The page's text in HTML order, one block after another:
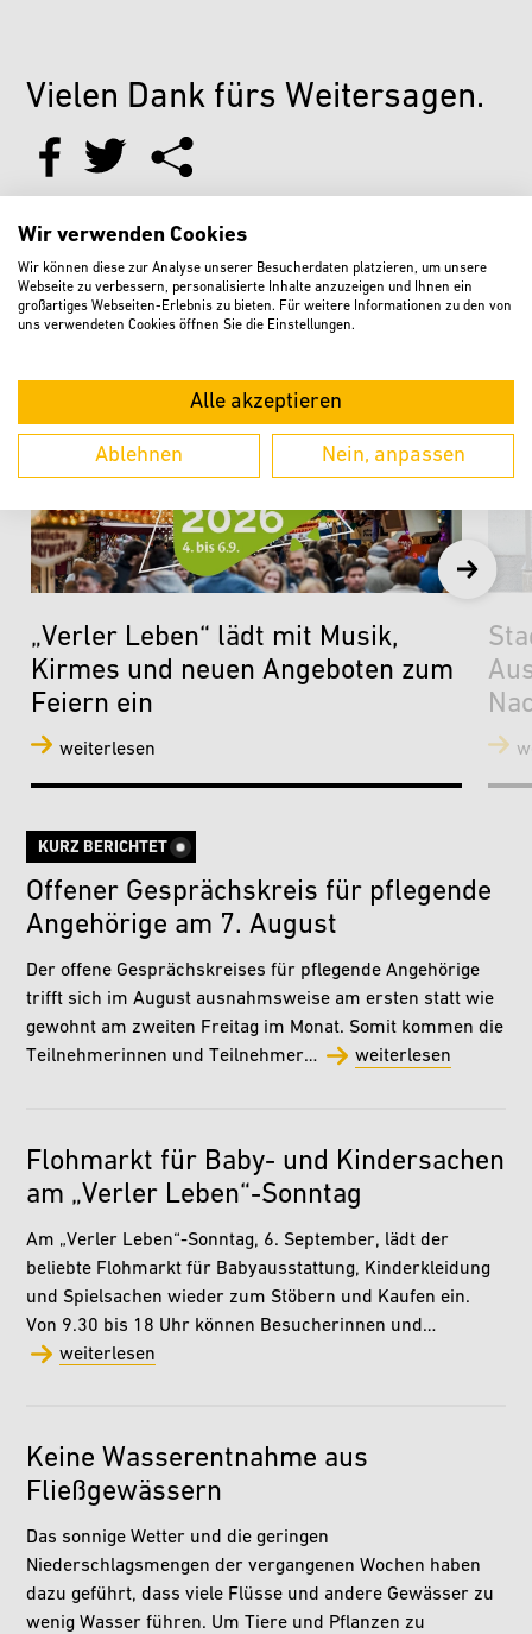
Vielen Dank fürs Weitersagen.
Weitere aktuelle Meldungen
„Verler Leben“ lädt mit Musik,
Kirmes und neuen Angeboten zum
Feiern ein
weiterlesen
KURZ BERICHTET
Offener Gesprächskreis für pflegende
Angehörige am 7. August
Der offene Gesprächskreises für pflegende Angehörige
trifft sich im August ausnahmsweise am ersten statt wie
gewohnt am zweiten Freitag im Monat. Somit kommen die
Teilnehmerinnen und Teilnehmer…
weiterlesen
Flohmarkt für Baby- und Kindersachen
am „Verler Leben“-Sonntag
Am „Verler Leben“-Sonntag, 6. September, lädt der
beliebte Flohmarkt für Babyausstattung, Kinderkleidung
und Spielsachen wieder zum Stöbern und Kaufen ein.
Von 9.30 bis 18 Uhr können Besucherinnen und…
weiterlesen
Keine Wasserentnahme aus
Fließgewässern
Das sonnige Wetter und die geringen
Niederschlagsmengen der vergangenen Wochen haben
dazu geführt, dass viele Flüsse und andere Gewässer zu
wenig Wasser führen. Um Tiere und Pflanzen zu
Wir verwenden Cookies
Wir können diese zur Analyse unserer Besucherdaten platzieren, um unsere
Webseite zu verbessern, personalisierte Inhalte anzuzeigen und Ihnen ein
großartiges Webseiten-Erlebnis zu bieten. Für weitere Informationen zu den von
uns verwendeten Cookies öffnen Sie die Einstellungen.
Alle akzeptieren
Ablehnen Nein, anpassen